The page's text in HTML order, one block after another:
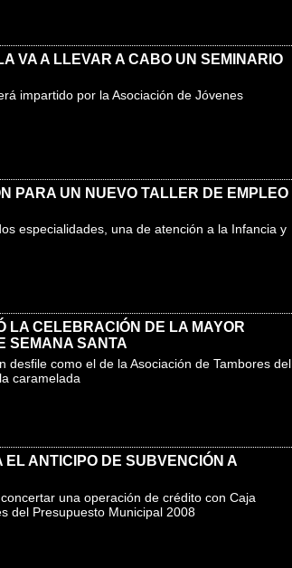
VA A LLEVAR A CABO UN SEMINARIO
impartido por la Asociación de Jóvenes
PARA UN NUEVO TALLER DE EMPLEO
especialidades, una de atención a la Infancia y
LA CELEBRACIÓN DE LA MAYOR
SEMANA SANTA
como el de la Asociación de Tambores del
caramelada
ANTICIPO DE SUBVENCIÓN A
una operación de crédito con Caja
del Presupuesto Municipal 2008